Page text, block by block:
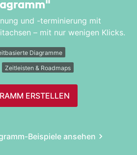
und -terminierung mit
– mit nur wenigen Klicks.
Diagramme
Zeitleisten & Roadmaps
ERSTELLEN
Beispiele ansehen